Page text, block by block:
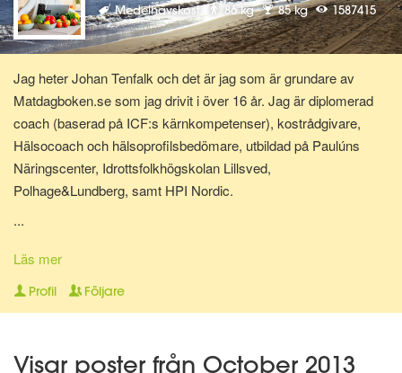
Medelhavskost 86 kg 85 kg 1587415
Jag heter Johan Tenfalk och det är jag som är grundare av
Matdagboken.se som jag drivit i över 16 år. Jag är diplomerad
coach (baserad på ICF:s kärnkompetenser), kostrådgivare,
Hälsocoach och hälsoprofilsbedömare, utbildad på Paulúns
Näringscenter, Idrottsfolkhögskolan Lillsved,
Polhage&Lundberg, samt HPI Nordic.
Har själv gjort stora livsstilsförändringar för ganska många år
sedan, bl.a. inom kost, motion och andlighet. Gillar att laga
hälsosam mat och att röra på mig - Då mår jag extra bra! Jag
...
Läs mer
Profil Följare
Visar poster från October 2013